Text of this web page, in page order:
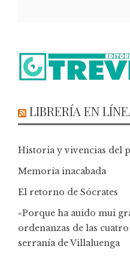
LIBRERÍA EN
Historia y vivencias del
Memoria inacabada
El retorno de Sócrates
«Porque ha auido mui
ordenanzas de las
serranía de Villaluenga